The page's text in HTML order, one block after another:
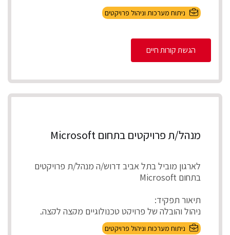
תיאור התפקיד
והטמע...
ניתוח מערכות וניהול פרויקטים
הגשת קורות חיים
מנהל/ת פרויקטים בתחום Microsoft
לארגון מוביל בתל אביב דרוש/ה מנהל/ת פרויקטים
בתחום Microsoft
תיאור תפקיד:
ניהול והובלה של פרויקט טכנולוגיים מקצה לקצה,
אפיון דרישות בהתא...
ניתוח מערכות וניהול פרויקטים